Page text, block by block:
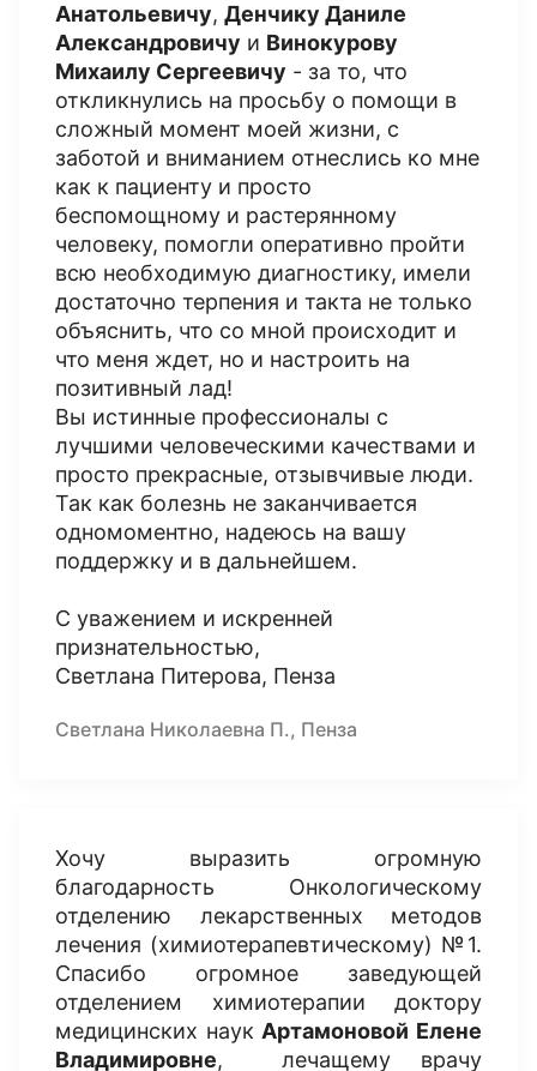
Анатольевичу, Денчику Даниле
Александровичу и Винокурову
Михаилу Сергеевичу - за то, что
откликнулись на просьбу о помощи в
сложный момент моей жизни, с
заботой и вниманием отнеслись ко мне
как к пациенту и просто
беспомощному и растерянному
человеку, помогли оперативно пройти
всю необходимую диагностику, имели
достаточно терпения и такта не только
объяснить, что со мной происходит и
что меня ждет, но и настроить на
позитивный лад!
Вы истинные профессионалы с
лучшими человеческими качествами и
просто прекрасные, отзывчивые люди.
Так как болезнь не заканчивается
одномоментно, надеюсь на вашу
поддержку и в дальнейшем.
С уважением и искренней
признательностью,
Светлана Питерова, Пенза
Светлана Николаевна П., Пенза
Хочу выразить огромную
благодарность Онкологическому
отделению лекарственных методов
лечения (химиотерапевтическому) №1.
Спасибо огромное заведующей
отделением химиотерапии доктору
медицинских наук Артамоновой Елене
Владимировне, лечащему врачу